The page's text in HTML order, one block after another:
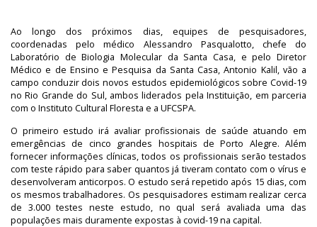
Ao longo dos próximos dias, equipes de pesquisadores,
coordenadas pelo médico Alessandro Pasqualotto, chefe do
Laboratório de Biologia Molecular da Santa Casa, e pelo Diretor
Médico e de Ensino e Pesquisa da Santa Casa, Antonio Kalil, vão a
campo conduzir dois novos estudos epidemiológicos sobre Covid-19
no Rio Grande do Sul, ambos liderados pela Instituição, em parceria
com o Instituto Cultural Floresta e a UFCSPA.
O primeiro estudo irá avaliar profissionais de saúde atuando em
emergências de cinco grandes hospitais de Porto Alegre. Além
fornecer informações clínicas, todos os profissionais serão testados
com teste rápido para saber quantos já tiveram contato com o vírus e
desenvolveram anticorpos. O estudo será repetido após 15 dias, com
os mesmos trabalhadores. Os pesquisadores estimam realizar cerca
de 3.000 testes neste estudo, no qual será avaliada uma das
populações mais duramente expostas à covid-19 na capital.